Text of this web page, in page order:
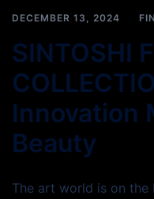
DECEMBER 13, 2024
SINTOSHI
Innovation
Beauty
The art world is on